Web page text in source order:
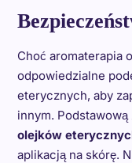
Choć aromaterapia
odpowiedzialne
eterycznych, aby
innym.
olejków
aplikacją na skórę.